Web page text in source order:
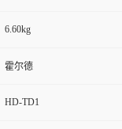
6.60kg
霍尔德
HD-TD1